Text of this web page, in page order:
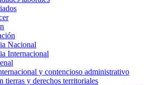
Nacional
Internacional
y contencioso administrativo
tierras y derechos territoriales